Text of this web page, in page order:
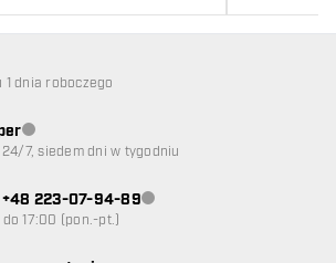
1 dnia roboczego
Obsługa klienta niedostępna
7, siedem dni w tygodniu
+48 223-07-94-89Obsługa klienta niedostępna
17:00 (pon.-pt.)